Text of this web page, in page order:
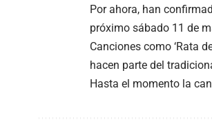
Por ahora, han
próximo sábado 11 de
Canciones como ‘Rata
hacen parte del
Hasta el momento la